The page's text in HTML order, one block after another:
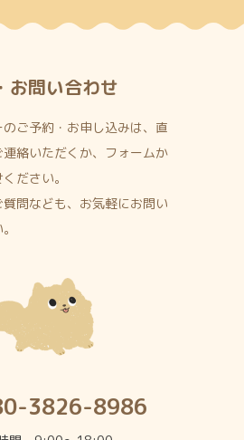
お問い合わせ
ご予約・お申し込みは、直
連絡いただくか、フォームか
ださい。
問なども、お気軽にお問い
3826-8986